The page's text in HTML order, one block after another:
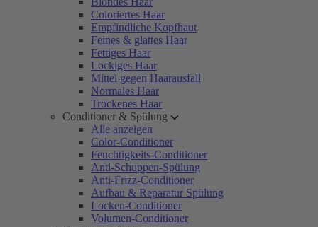
Coloriertes Haar
Empfindliche Kopfhaut
Feines & glattes Haar
Fettiges Haar
Lockiges Haar
Mittel gegen Haarausfall
Normales Haar
Trockenes Haar
Conditioner & Spülung
Alle anzeigen
Color-Conditioner
Feuchtigkeits-Conditioner
Anti-Schuppen-Spülung
Anti-Frizz-Conditioner
Aufbau & Reparatur Spülung
Locken-Conditioner
Volumen-Conditioner